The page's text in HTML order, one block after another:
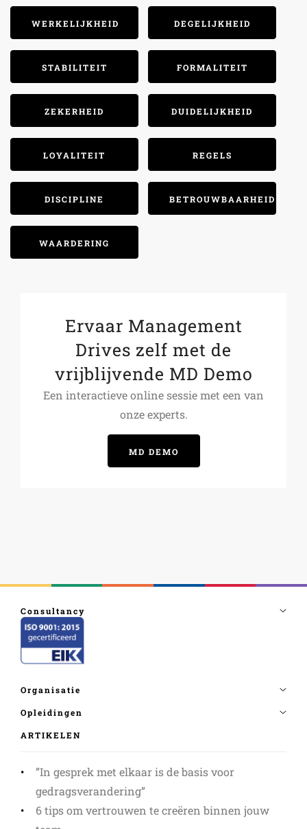
WERKELIJKHEID DEGELIJKHEID
STABILITEIT FORMALITEIT
ZEKERHEID DUIDELIJKHEID
LOYALITEIT REGELS
DISCIPLINE BETROUWBAARHEID
WAARDERING
Ervaar Management
Drives zelf met de
vrijblijvende MD Demo
Een interactieve online sessie met een van
onze experts.
MD DEMO
ARTIKELEN
”In gesprek met elkaar is de basis voor
gedragsverandering”
6 tips om vertrouwen te creëren binnen jouw